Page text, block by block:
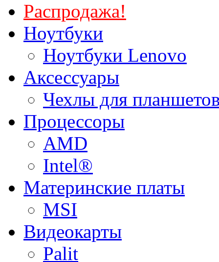
Распродажа!
Ноутбуки
Ноутбуки Lenovo
Аксессуары
Чехлы для
Процессоры
AMD
Intel®
Материнские платы
MSI
Видеокарты
Palit